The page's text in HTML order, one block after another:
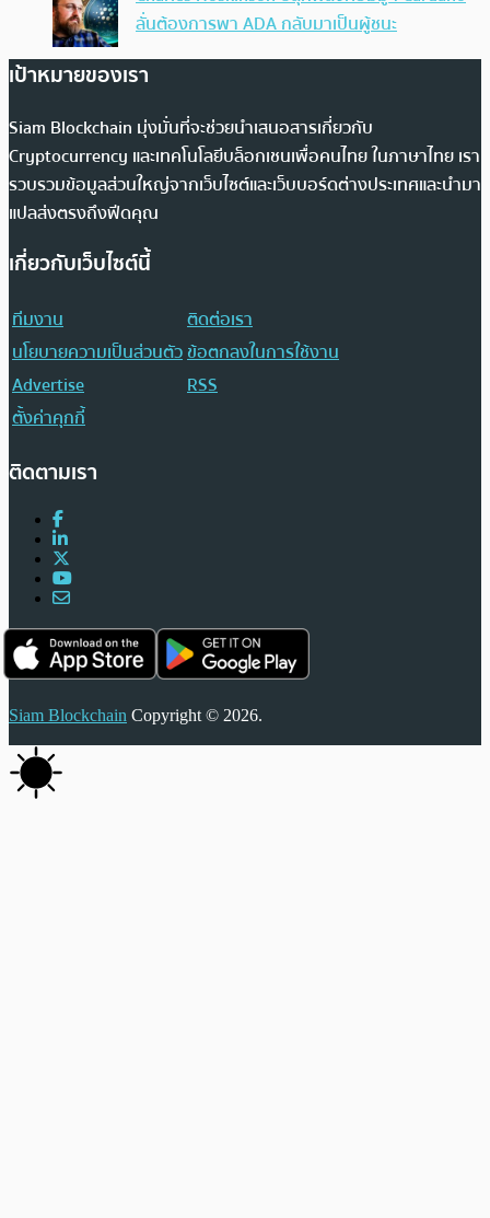
ลั่นต้องการพา ADA กลับมาเป็นผู้ชนะ
เป้าหมายของเรา
Siam Blockchain มุ่งมั่นที่จะช่วยนำเสนอสารเกี่ยวกับ
Cryptocurrency และเทคโนโลยีบล็อกเชนเพื่อคนไทย ในภาษาไทย เรา
รวบรวมข้อมูลส่วนใหญ่จากเว็บไซต์และเว็บบอร์ดต่างประเทศและนำมา
แปลส่งตรงถึงฟีดคุณ
เกี่ยวกับเว็บไซต์นี้
ทีมงาน
ติดต่อเรา
นโยบายความเป็นส่วนตัวข้อตกลงในการใช้งาน
Advertise
RSS
ตั้งค่าคุกกี้
ติดตามเรา
Siam Blockchain Copyright © 2026.